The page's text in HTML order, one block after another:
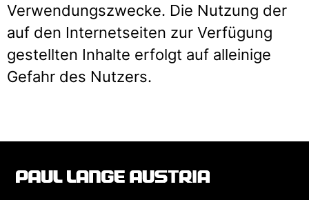
Verwendungszwecke. Die Nutzung der
auf den Internetseiten zur Verfügung
gestellten Inhalte erfolgt auf alleinige
Gefahr des Nutzers.